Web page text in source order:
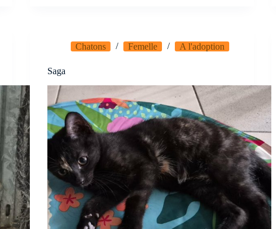
Chatons Femelle A l'adoption
Saga